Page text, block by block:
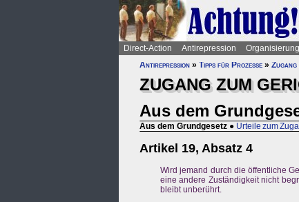
Direct-Action Antirepression Organisierung
Antirepression » Tipps für Prozesse »
ZUGANG ZUM
Aus dem
Aus dem Grundgesetz ● Urteile zum
Artikel 19, Absatz 4
Wird jemand durch die öffentliche
eine andere Zuständigkeit nicht
bleibt unberührt.